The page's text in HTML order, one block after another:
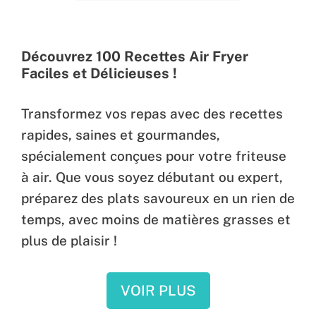
Découvrez 100 Recettes Air Fryer
Faciles et Délicieuses !
Transformez vos repas avec des recettes
rapides, saines et gourmandes,
spécialement conçues pour votre friteuse
à air. Que vous soyez débutant ou expert,
préparez des plats savoureux en un rien de
temps, avec moins de matières grasses et
plus de plaisir !
VOIR PLUS